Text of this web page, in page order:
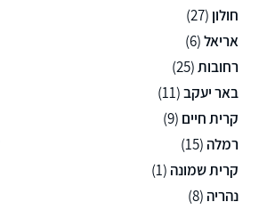
חולון (27)
אריאל(6)
רחובות(25)
באר יעקב(11)
קרית חיים (9)
רמלה (15)
קרית שמונה (1)
נהריה (8)